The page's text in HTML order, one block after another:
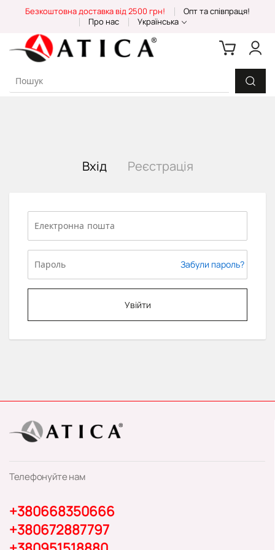
Content
Безкоштовна доставка від 2500 грн!
Опт та співпраця!
Про нас
Українська
Вхід Реєстрація
Забули пароль?
Увійти
Телефонуйте нам
+380668350666
+380672887797